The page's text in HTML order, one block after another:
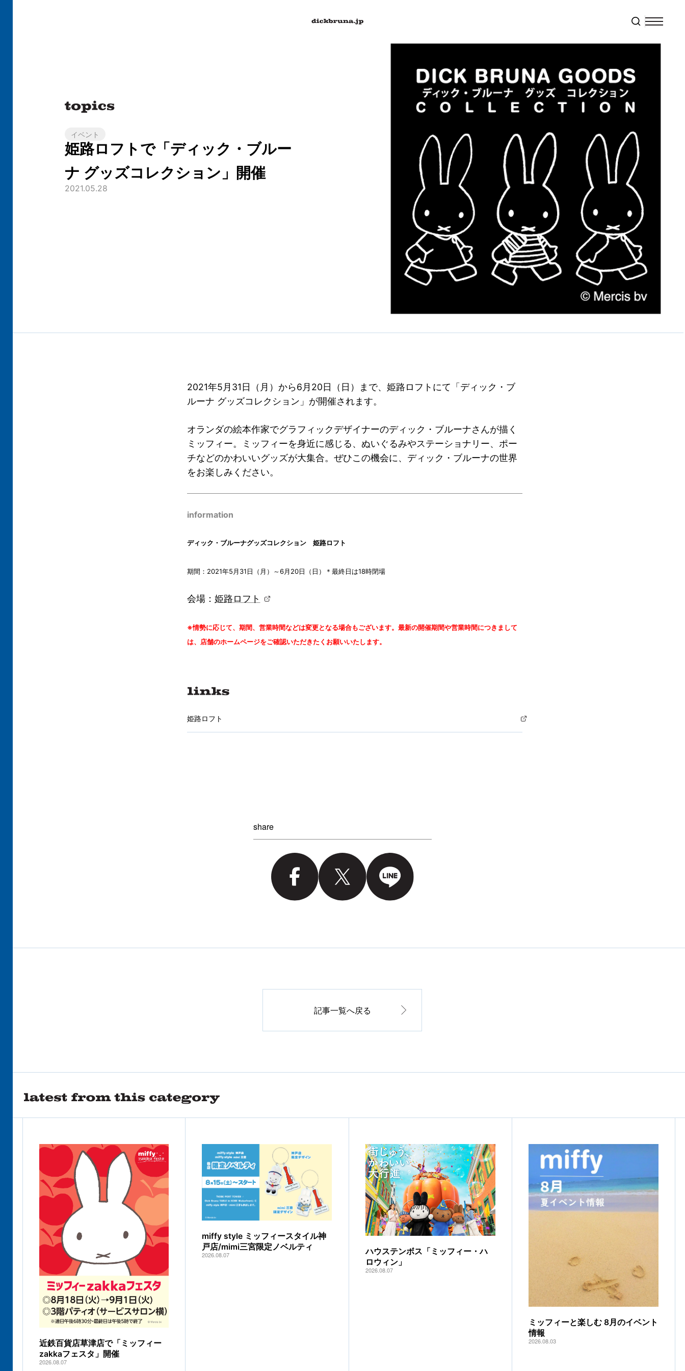
イベント
姫路ロフトで「ディック・ブルー
ナ グッズコレクション」開催
2021.05.28
2021年5月31日（月）から6月20日（日）まで、姫路ロフトにて「ディック・ブ
ルーナ グッズコレクション」が開催されます。
オランダの絵本作家でグラフィックデザイナーのディック・ブルーナさんが描く
ミッフィー。ミッフィーを身近に感じる、ぬいぐるみやステーショナリー、ポー
チなどのかわいいグッズが大集合。ぜひこの機会に、ディック・ブルーナの世界
をお楽しみください。
information
ディック・ブルーナグッズコレクション 姫路ロフト
期間：2021年5月31日（月）～6月20日（日）＊最終日は18時閉場
会場： 姫路ロフト
※情勢に応じて、期間、営業時間などは変更となる場合もございます。最新の開催期間や営業時間につきまして
は、店舗のホームページをご確認いただきたくお願いいたします。
姫路ロフト
share
記事一覧へ戻る
近鉄百貨店草津店で「ミッフィー
zakkaフェスタ」開催
2026.08.07
miffy style ミッフィースタイル神
戸店/mimi三宮限定ノベルティ
2026.08.07
ハウステンボス「ミッフィー・ハ
ロウィン」
2026.08.07
ミッフィーと楽しむ 8月のイベント
情報
2026.08.03